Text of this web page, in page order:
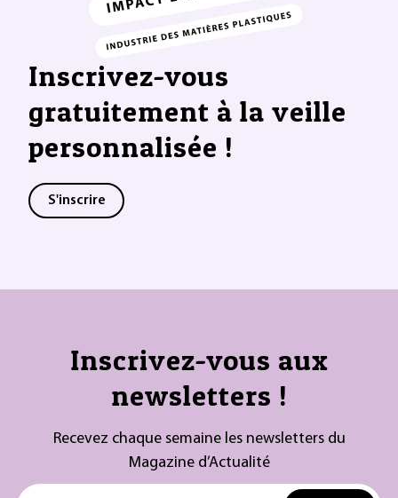
Inscrivez-vous
gratuitement à la veille
personnalisée !
S'inscrire
Inscrivez-vous aux
newsletters !
Recevez chaque semaine les newsletters du
Magazine d’Actualité